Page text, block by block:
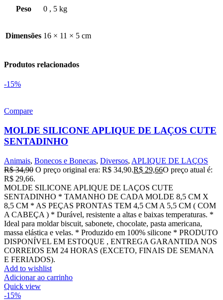
Peso 0 , 5 kg
Dimensões 16 × 11 × 5 cm
Produtos relacionados
-15%
Compare
MOLDE SILICONE APLIQUE DE LAÇOS CUTE
SENTADINHO
Animais, Bonecos e Bonecas, Diversos, APLIQUE DE LAÇOS
R$34,90 O preço original era: R$ 34,90.R$ 29,66O preço atual é:
R$ 29,66.
MOLDE SILICONE APLIQUE DE LAÇOS CUTE
SENTADINHO * TAMANHO DE CADA MOLDE 8,5 CM X
8,5 CM * AS PEÇAS PRONTAS TEM 4,5 CM A 5,5 CM ( COM
A CABEÇA ) * Durável, resistente a altas e baixas temperaturas. *
Ideal para moldar biscuit, sabonete, chocolate, pasta americana,
massa elástica e velas. * Produzido em 100% silicone * PRODUTO
DISPONÍVEL EM ESTOQUE , ENTREGA GARANTIDA NOS
CORREIOS EM 24 HORAS (EXCETO, FINAIS DE SEMANA
E FERIADOS).
Add to wishlist
Adicionar ao carrinho
Quick view
-15%